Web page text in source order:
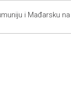
i desnica
SP 2030.
i Mađarsku